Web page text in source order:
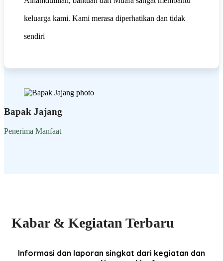
keluarga kami. Kami merasa diperhatikan dan tidak
sendiri
Bapak Jajang
Penerima Manfaat
Kabar & Kegiatan Terbaru
Informasi dan laporan singkat dari kegiatan dan